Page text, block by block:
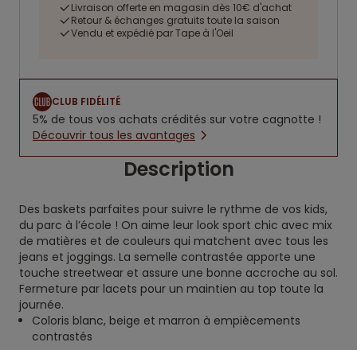
Livraison offerte en magasin dès 10€ d'achat
Retour & échanges gratuits toute la saison
Vendu et expédié par Tape à l'Oeil
CLUB FIDÉLITÉ
5% de tous vos achats crédités sur votre cagnotte !
Découvrir tous les avantages
Description
Des baskets parfaites pour suivre le rythme de vos kids,
du parc à l’école ! On aime leur look sport chic avec mix
de matières et de couleurs qui matchent avec tous les
jeans et joggings. La semelle contrastée apporte une
touche streetwear et assure une bonne accroche au sol.
Fermeture par lacets pour un maintien au top toute la
journée.
Coloris blanc, beige et marron à empiècements
contrastés